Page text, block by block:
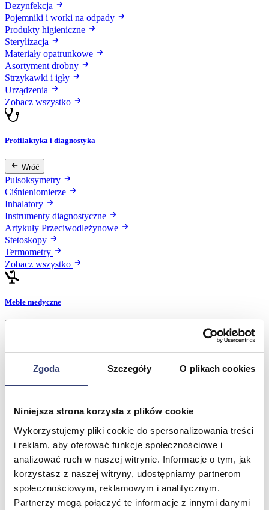
Zgoda Szczegóły O plikach cookies
Niniejsza strona korzysta z plików cookie
Wykorzystujemy pliki cookie do spersonalizowania treści
i reklam, aby oferować funkcje społecznościowe i
analizować ruch w naszej witrynie. Informacje o tym, jak
korzystasz z naszej witryny, udostępniamy partnerom
społecznościowym, reklamowym i analitycznym.
Partnerzy mogą połączyć te informacje z innymi danymi
Dezynfekcja
Pojemniki i worki na odpady
Produkty higieniczne
Sterylizacja
Materiały opatrunkowe
Asortyment drobny
Strzykawki i igły
Urządzenia
Zobacz wszystko
Profilaktyka i diagnostyka
Wróć
Pulsoksymetry
Ciśnieniomierze
Inhalatory
Instrumenty diagnostyczne
Artykuły Przeciwodleżynowe
Stetoskopy
Termometry
Zobacz wszystko
Meble medyczne
Pielęgnacja mebli
Taborety i krzesła
Parawany
Zobacz wszystko
Spa & Wellness
Wróć
Fotele do masażu
Urządzenia